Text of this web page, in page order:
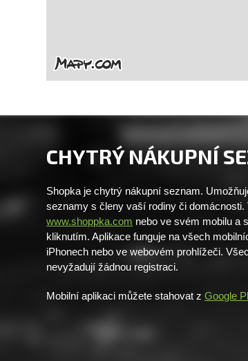
CHYTRÝ NÁKUPNÍ
Shopka je chytrý nákupní seznam.
seznamy s členy vaší rodiny či
www.shoppka.com nebo ve svém mobilu a
kliknutím. Aplikace funguje na všech
iPhonech nebo ve webovém prohlížeči.
nevyžadují žádnou registraci.
Mobilní aplikaci můžete stahovat zGoogle